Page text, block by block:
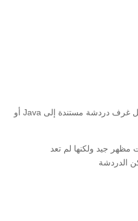
عرض EveryWhereChat في الأصل غرف دردشة مستندة إلى Java أو
مظهر جيد ولكنها لم تعد
الدردشة